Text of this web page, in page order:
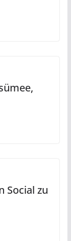
Social zu